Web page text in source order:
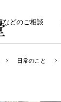
などのご相談
日常のこと